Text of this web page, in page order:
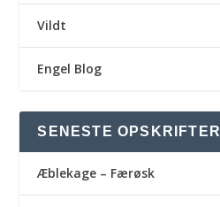
Vildt
Engel Blog
SENESTE OPSKRIFTER
Æblekage – Færøsk